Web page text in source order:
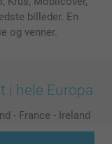
billeder. En
og venner.
i hele Europa
- France - Ireland
- Suisse -